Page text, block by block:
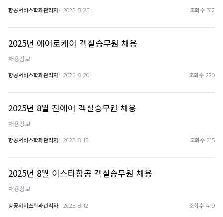
항공서비스학과관리자 2025. 8. 25 조회수 312
2025년 에어로케이 객실승무원 채용
채용정보
항공서비스학과관리자 2025. 8. 20 조회수 220
2025년 8월 진에어 객실승무원 채용
채용정보
항공서비스학과관리자 2025. 8. 13 조회수 215
2025년 8월 이스타항공 객실승무원 채용
채용정보
항공서비스학과관리자 2025. 8. 12 조회수 419